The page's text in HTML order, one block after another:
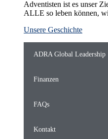
Adventisten ist es unser
ALLE so leben können,
Unsere Geschichte
ADRA Global Leadership
Finanzen
FAQs
Kontakt